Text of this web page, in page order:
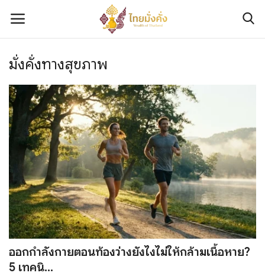
เข้าสู่ระบบ
ติดต่อเรา
เกี่ยวกับเรา
มั่งคั่งทางการเงิน
มั่งคั่งทางทรัพย์สิน
มั่งคั่งทางความรู้และทักษะ
มั่งคั่งทางข่าวสาร
มั่งคั่งทางสุขภาพ
ออกกำลังกายตอนท้องว่างยังไงไม่ให้กล้ามเนื้อหาย?
5 เทคนิ...